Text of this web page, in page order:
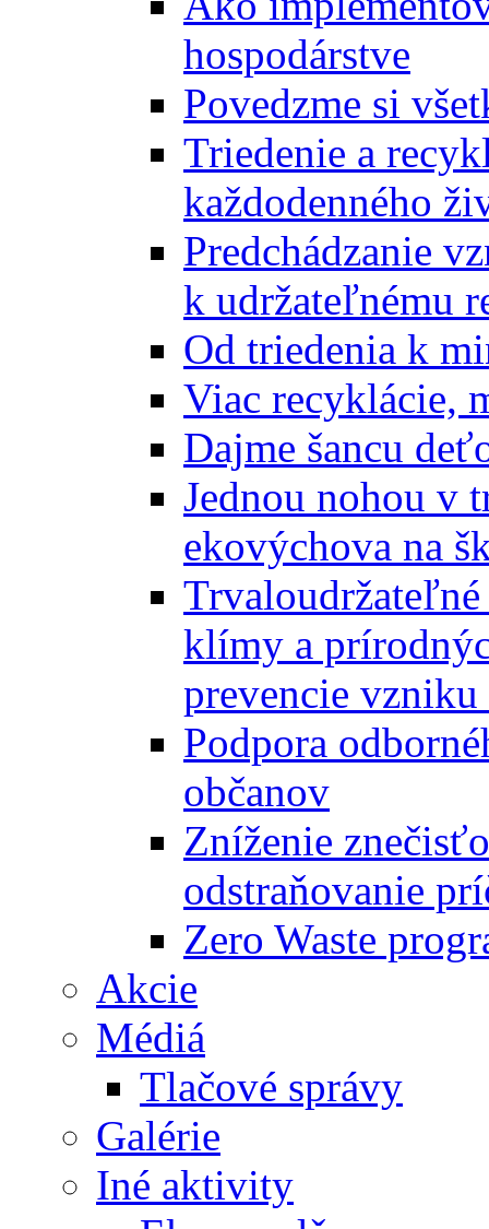
hospodárstve
Povedzme si
Triedenie a
každodenného
Predchádzanie
k udržateľnému
Od triedenia k
Viac recyklácie,
Dajme šancu
Jednou nohou v
ekovýchova na
klímy a
prevencie vzniku
Podpora
občanov
Zníženie
odstraňovanie
Zero Waste
Akcie
Médiá
Tlačové správy
Galérie
Iné aktivity